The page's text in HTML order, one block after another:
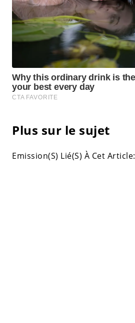
Plus sur le sujet
Emission(S) Lié(S) À Cet Article: